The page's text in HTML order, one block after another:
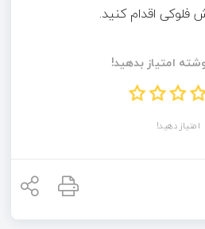
فلوکی اقدام کنید.
امتیاز بدهید!
امتیاز دهید!